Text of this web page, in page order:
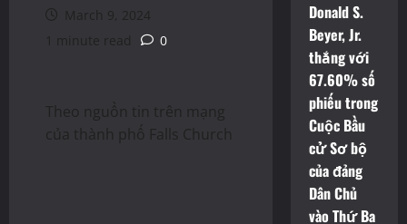
March 9, 2024
1 minute read
0
Theo nguồn tin trên mạng
của thành phố Falls Church
Donald S.
Beyer, Jr.
thắng với
67.60% số
phiếu trong
Cuộc Bầu
cử Sơ bộ
của đảng
Dân Chủ
vào Thứ Ba